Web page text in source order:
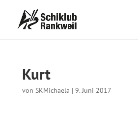
Kurt
von SKMichaela | 9. Juni 2017